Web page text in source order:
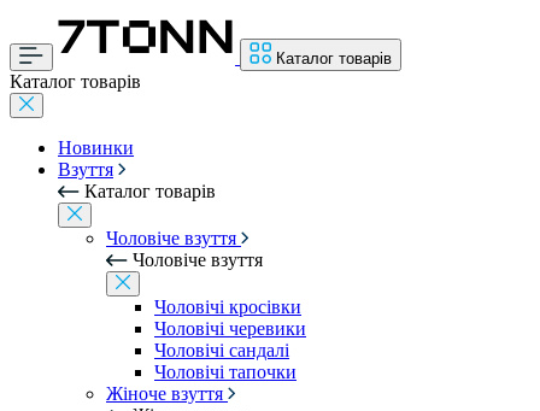
Каталог товарів
Каталог товарів
Новинки
Взуття
Каталог товарів
Чоловіче взуття
Чоловіче взуття
Чоловічі кросівки
Чоловічі черевики
Чоловічі сандалі
Чоловічі тапочки
Жіноче взуття